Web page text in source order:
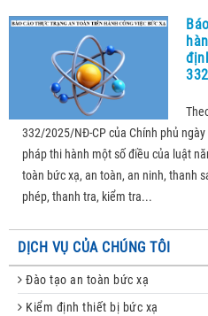
332/2025/NĐ-CP của Chính phủ
pháp thi hành một số điều của luật
toàn bức xạ, an toàn, an ninh, thanh
phép, thanh tra, kiểm tra...
DỊCH VỤ CỦA CHÚNG TÔI
Đào tạo an toàn bức xạ
Kiểm định thiết bị bức xạ